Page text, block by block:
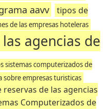
aavv
tipos de
de las empresas hoteleras
agencias de
sistemas computerizados de
sobre empresas turisticas
de las agencias
Computerizados de